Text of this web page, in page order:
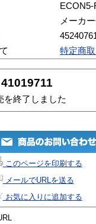
ECON5-
メーカ
特定商
41019711
を終了しました
このページを印刷する
メールでURLを送る
お気に入りに追加する